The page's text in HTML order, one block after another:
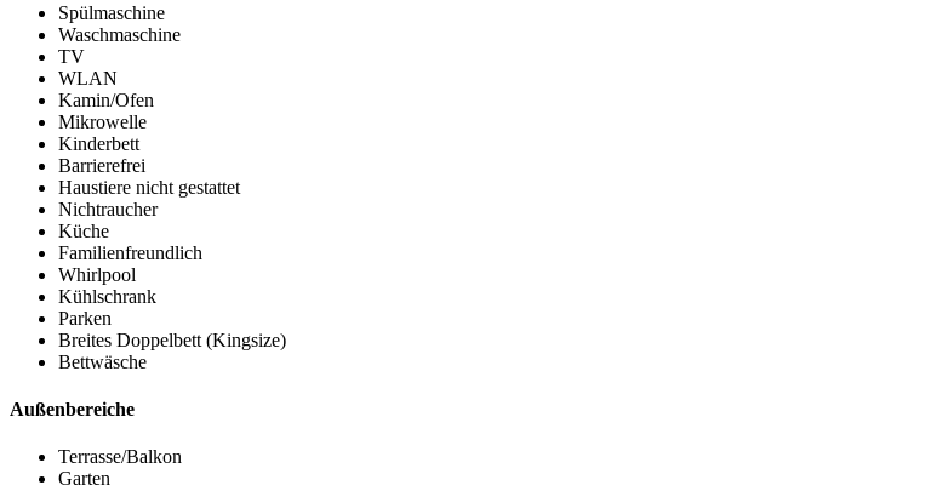
Spülmaschine
Waschmaschine
TV
WLAN
Kamin/Ofen
Mikrowelle
Kinderbett
Barrierefrei
Haustiere nicht gestattet
Nichtraucher
Küche
Familienfreundlich
Whirlpool
Kühlschrank
Parken
Breites Doppelbett (Kingsize)
Bettwäsche
Außenbereiche
Terrasse/Balkon
Garten